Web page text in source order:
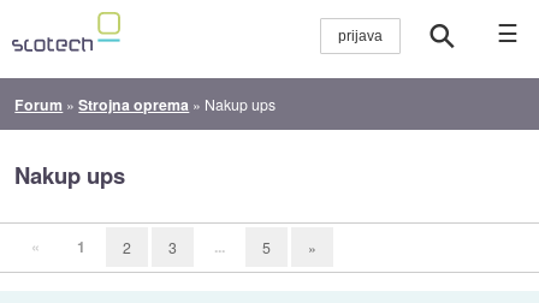
☰
Forum »Strojna oprema » Nakup ups
Nakup ups
« 1 2 3 ... 5 »